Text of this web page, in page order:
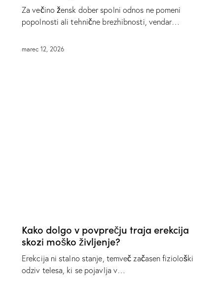
Za večino žensk dober spolni odnos ne pomeni
popolnosti ali tehnične brezhibnosti, vendar…
marec 12, 2026
Kako dolgo v povprečju traja erekcija
skozi moško življenje?
Erekcija ni stalno stanje, temveč začasen fiziološki
odziv telesa, ki se pojavlja v…